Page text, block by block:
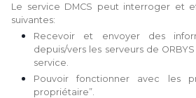
Le service DMCS peut interroger et
suivantes:
Recevoir et envoyer des
depuis/vers les serveurs de
service.
Pouvoir fonctionner avec les
propriétaire”.